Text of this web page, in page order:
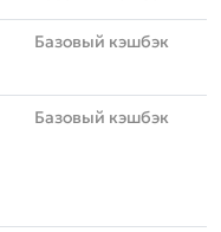
Базовый кэшбэк
Базовый кэшбэк